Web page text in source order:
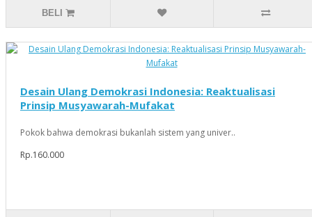
BELI
Desain Ulang Demokrasi Indonesia: Reaktualisasi
Prinsip Musyawarah-Mufakat
Pokok bahwa demokrasi bukanlah sistem yang univer..
Rp.160.000